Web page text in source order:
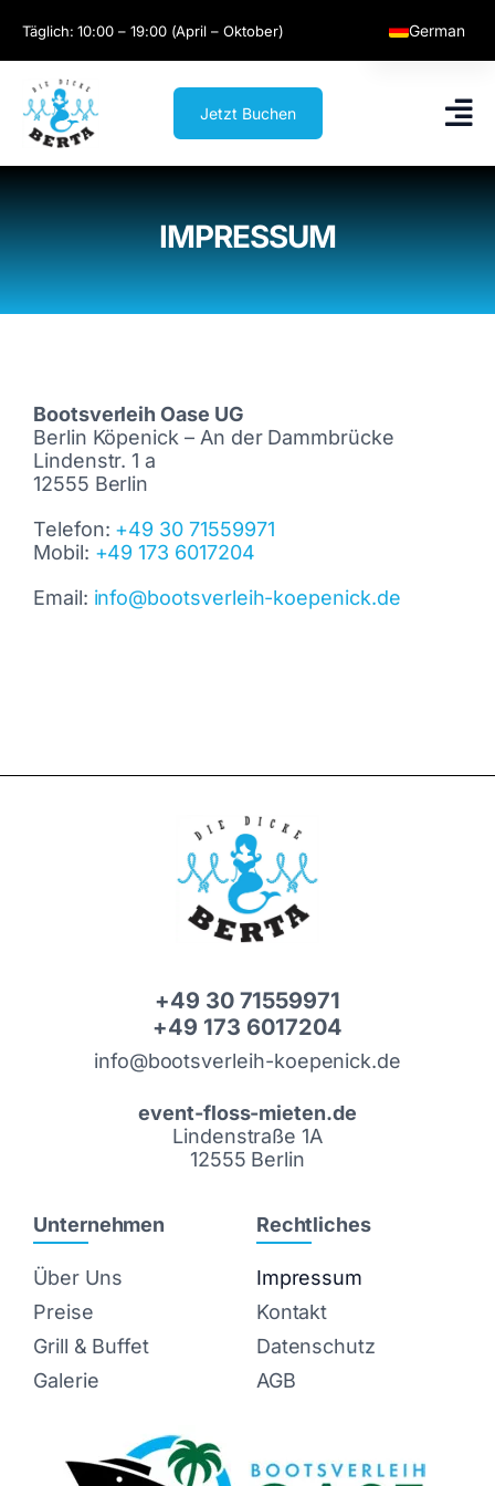
content
Täglich: 10:00 – 19:00 (April – Oktober)
Jetzt Buchen
IMPRESSUM
Bootsverleih Oase UG
Berlin Köpenick – An der Dammbrücke
Lindenstr. 1 a
12555 Berlin
Telefon: +49 30 71559971
Mobil: +49 173 6017204
Email: info@bootsverleih-koepenick.de
+49 30 71559971
+49 173 6017204
info@bootsverleih-koepenick.de
event-floss-mieten.de
Lindenstraße 1A
12555 Berlin
Unternehmen
Über Uns
Preise
Grill & Buffet
Galerie
Rechtliches
Impressum
Kontakt
Datenschutz
AGB
German
English